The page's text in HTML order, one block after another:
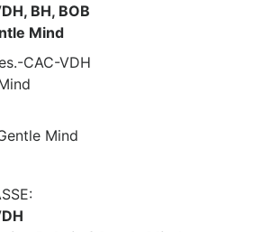
BH, BOB
Mind
CAC-VDH
Mind